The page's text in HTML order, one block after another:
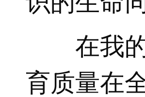
在我
育质量在